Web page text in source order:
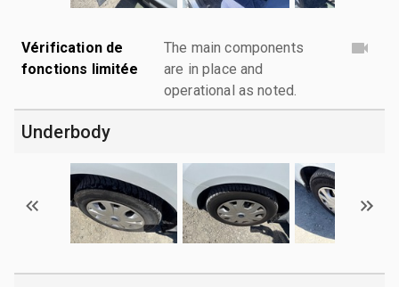
Vérification de
fonctions limitée
The main components
are in place and
operational as noted.
Underbody